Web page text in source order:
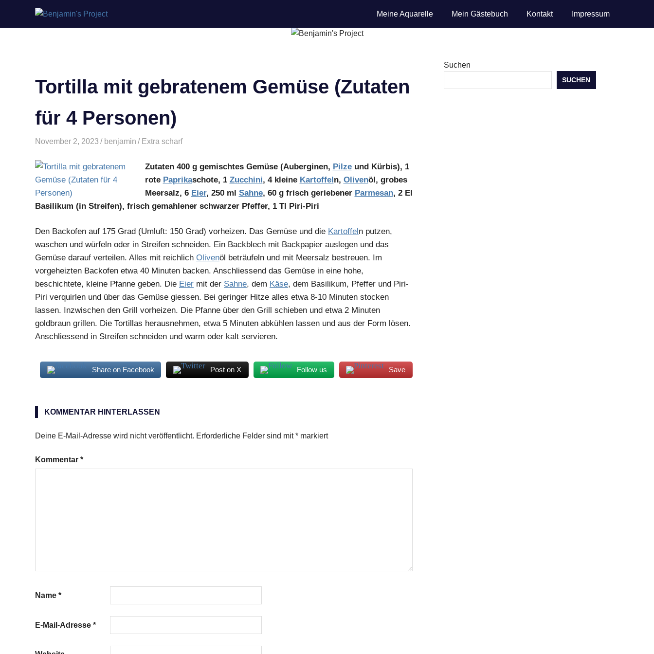
Meine Aquarelle Mein Gästebuch Kontakt Impressum
Tortilla mit gebratenem Gemüse (Zutaten
für 4 Personen)
November 2, 2023 benjamin Extra scharf
Zutaten 400 g gemischtes Gemüse (Auberginen, Pilzeund Kürbis), 1
rote Paprikaschote, 1 Zucchini, 4 kleine Kartoffeln, Olivenöl, grobes
Meersalz, 6 Eier, 250 ml Sahne, 60 g frisch geriebener Parmesan, 2 El
Basilikum (in Streifen), frisch gemahlener schwarzer Pfeffer, 1 Tl Piri-Piri
Den Backofen auf 175 Grad (Umluft: 150 Grad) vorheizen. Das Gemüse und die Kartoffeln putzen,
waschen und würfeln oder in Streifen schneiden. Ein Backblech mit Backpapier auslegen und das
Gemüse darauf verteilen. Alles mit reichlich Olivenöl beträufeln und mit Meersalz bestreuen. Im
vorgeheizten Backofen etwa 40 Minuten backen. Anschliessend das Gemüse in eine hohe,
beschichtete, kleine Pfanne geben. Die Eier mit der Sahne, dem Käse, dem Basilikum, Pfeffer und Piri-
Piri verquirlen und über das Gemüse giessen. Bei geringer Hitze alles etwa 8-10 Minuten stocken
lassen. Inzwischen den Grill vorheizen. Die Pfanne über den Grill schieben und etwa 2 Minuten
goldbraun grillen. Die Tortillas herausnehmen, etwa 5 Minuten abkühlen lassen und aus der Form lösen.
Anschliessend in Streifen schneiden und warm oder kalt servieren.
Share on Facebook Post on X Follow us Save
Kartoffeln
Paprika
Zucchini
KOMMENTAR HINTERLASSEN
Deine E-Mail-Adresse wird nicht veröffentlicht. Erforderliche Felder sind mit* markiert
Kommentar *
Name *
E-Mail-Adresse *
Suchen
SUCHEN